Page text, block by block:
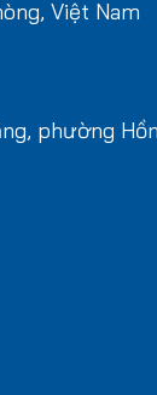
Việt Nam
phường